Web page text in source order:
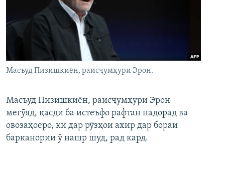
Масъуд Пизишкиён, раисҷумҳури Эрон.
Масъуд Пизишкиён, раисҷумҳури Эрон
мегӯяд, қасди ба истеъфо рафтан надорад ва
овозаҳоеро, ки дар рӯзҳои ахир дар бораи
барканории ӯ нашр шуд, рад кард.